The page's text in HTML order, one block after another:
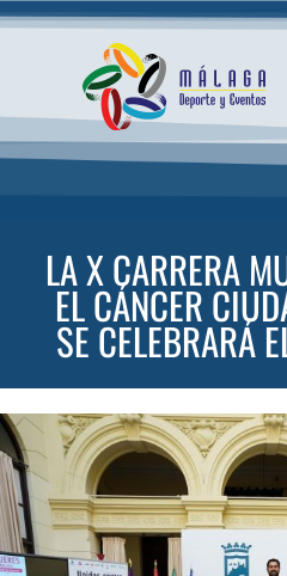
Saltar
INICIO
SERVICIOS
ESPACIOS
SOBRE NOSOTROS
LA X CARRERA
EL CÁNCER
SE CELEBRARÁ